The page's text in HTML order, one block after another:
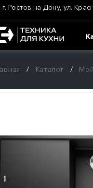
г. Ростов-на-Дону, ул.
Каталог